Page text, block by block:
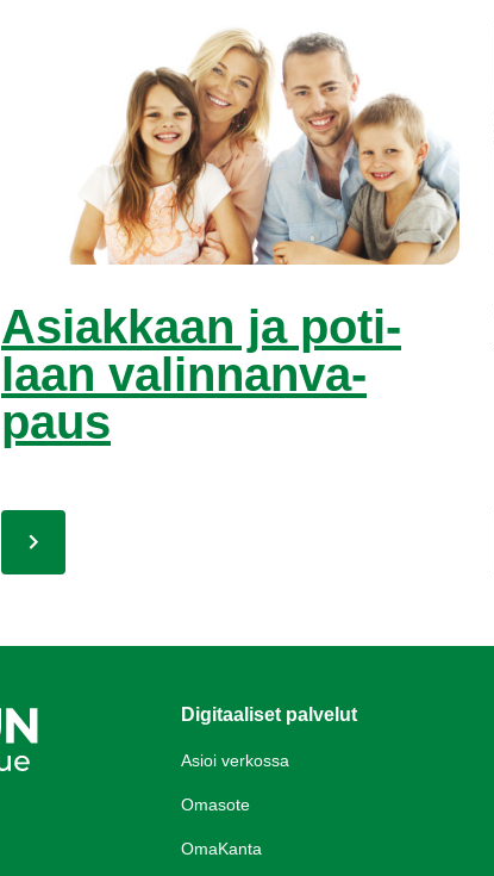
Asiak­kaan ja po­ti­
laan va­lin­nan­va­
paus
Digitaaliset palvelut
Asioi verkossa
Omasote
OmaKanta